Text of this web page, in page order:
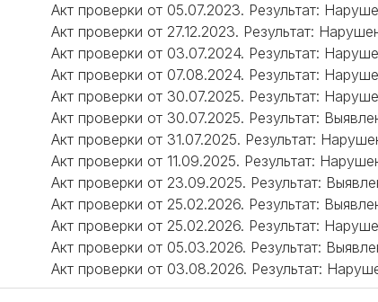
Акт проверки от 05.07.2023. Результат:
Акт проверки от 27.12.2023. Результат:
Акт проверки от 03.07.2024. Результат:
Акт проверки от 07.08.2024. Результат:
Акт проверки от 30.07.2025. Результат:
Акт проверки от 30.07.2025. Результат:
Акт проверки от 31.07.2025. Результат:
Акт проверки от 11.09.2025. Результат:
Акт проверки от 23.09.2025. Результат:
Акт проверки от 25.02.2026. Результат:
Акт проверки от 25.02.2026. Результат:
Акт проверки от 05.03.2026. Результат:
Акт проверки от 03.08.2026. Результат: